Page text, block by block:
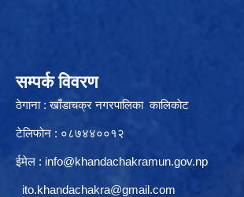
सम्पर्क विवरण
ठेगाना : खाँडाचक्र नगरपालिका कालिकाेट
टेलिफोन : ०८७४४००१२
ईमेल : info@khandachakramun.gov.np
ito.khandachakra@gmail.com